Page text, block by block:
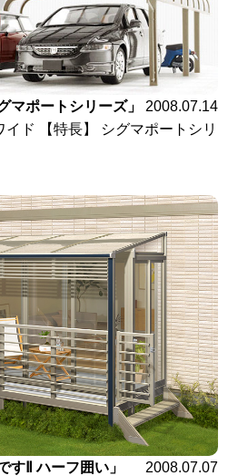
マポートシリーズ」
2008.07.14
ド 【特長】 シグマポートシリ
すⅡ ハーフ囲い」
2008.07.07